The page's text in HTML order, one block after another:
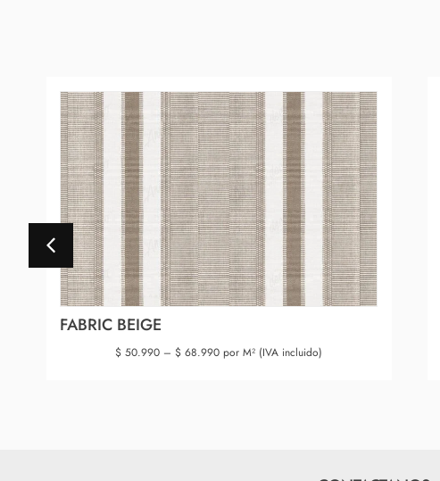
FABRIC BEIGE
$ 50.990 – $ 68.990 por M² (IVA incluido)